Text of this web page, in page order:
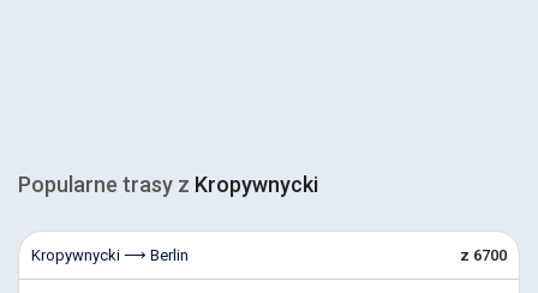
Popularne trasy z Kropywnycki
Kropywnycki ⟶ Berlin z 6700